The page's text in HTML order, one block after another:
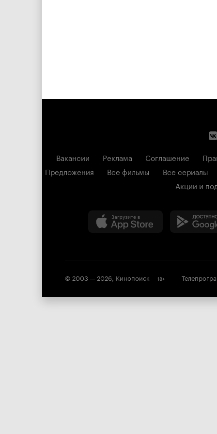
Вакансии Реклама Соглашение
Предложения
Все фильмы
Все сериалы
Акции и
© 2003 — 2026, Кинопоиск 18+